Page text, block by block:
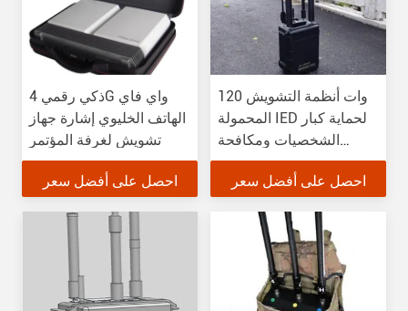
ذكي رقمي 4G واي فاي
الهاتف الخليوي إشارة جهاز
تشويش لغرفة المؤتمر
احصل على أفضل سعر
120 وات أنظمة التشويش
المحمولة IED لحماية كبار
الشخصيات ومكافحة
الإرهاب
احصل على أفضل سعر